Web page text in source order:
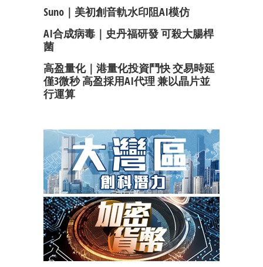
Suno｜美初創音軌水印阻AI模仿
AI合成病毒｜史丹福研發 可殺大腸桿
菌
高盈量化｜港量化投資鬥快 交易時延
僅3微秒 高盈採用AI代理 兼以晶片並
行運算